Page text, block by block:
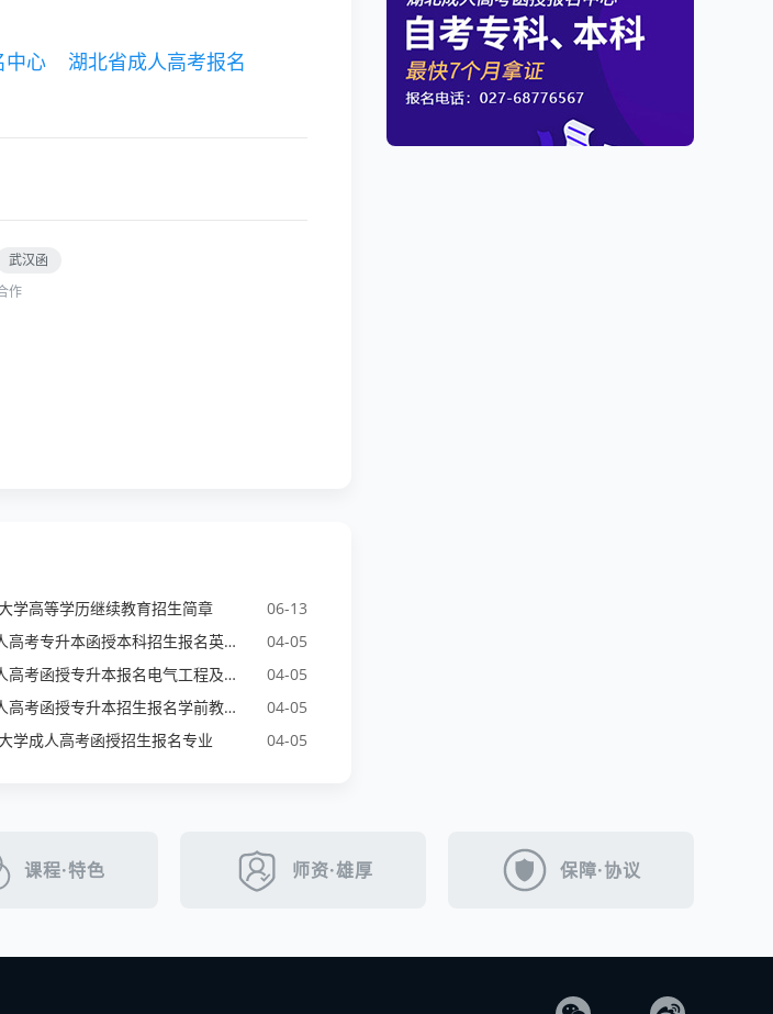
中心 湖北省成人高考报名
武汉函
作
06-13
学高等学历继续教育招生简章
04-05
湖北师范大学成人高考专升本函授本科招生报名英语专业
04-05
武汉科技大学成人高考函授专升本报名电气工程及其自动化专业
04-05
湖北师范大学成人高考函授专升本招生报名学前教育专业
04-05
学成人高考函授招生报名专业
课程·特色 师资·雄厚 保障·协议